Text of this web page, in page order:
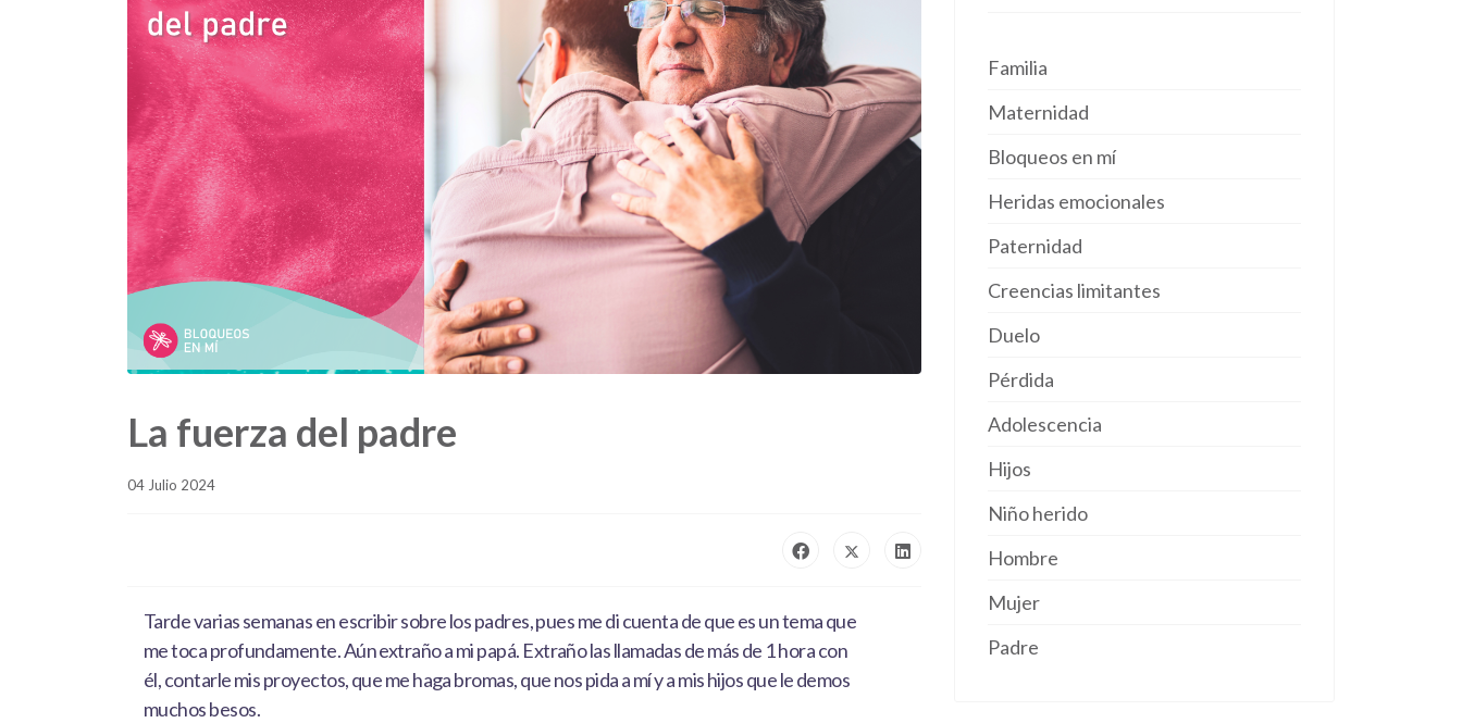
La fuerza del padre
04 Julio 2024
Tarde varias semanas en escribir sobre los padres, pues me di cuenta de que es un tema que
me toca profundamente. Aún extraño a mi papá. Extraño las llamadas de más de 1 hora con
él, contarle mis proyectos, que me haga bromas, que nos pida a mí y a mis hijos que le demos
muchos besos.
Familia
Maternidad
Bloqueos en mí
Heridas emocionales
Paternidad
Creencias limitantes
Duelo
Pérdida
Adolescencia
Hijos
Niño herido
Hombre
Mujer
Padre